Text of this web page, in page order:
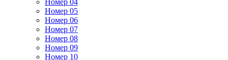
Номер 04
Номер 05
Номер 06
Номер 07
Номер 08
Номер 09
Номер 10